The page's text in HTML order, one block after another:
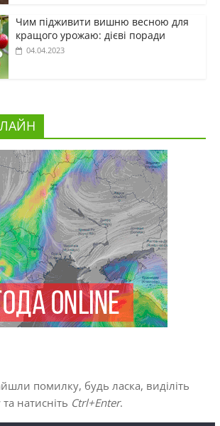
Чим підживити вишню весною для
кращого урожаю: дієві поради
04.04.2023
помилку, будь ласка, виділіть
натисніть Ctrl+Enter.